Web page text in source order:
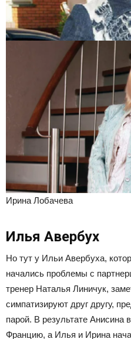
Ирина Лобачева
Илья Авербух
Но тут у Ильи Авербуха,
начались проблемы с
тренер Наталья Линичук,
симпатизируют друг другу,
парой. В результате Анисина
Францию, а Илья и Ирина